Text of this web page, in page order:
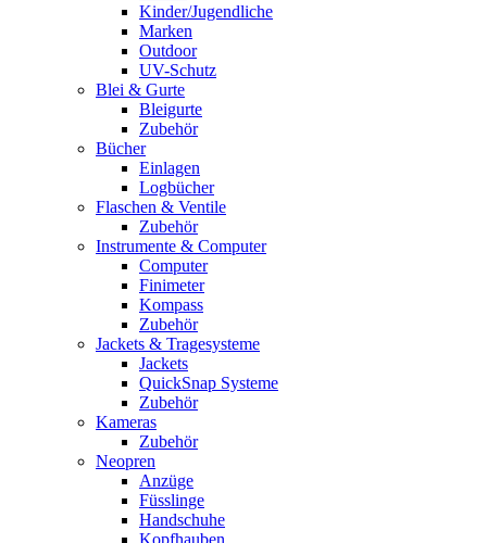
Kinder/Jugendliche
Marken
Outdoor
UV-Schutz
Blei & Gurte
Bleigurte
Zubehör
Bücher
Einlagen
Logbücher
Flaschen & Ventile
Zubehör
Instrumente & Computer
Computer
Finimeter
Kompass
Zubehör
Jackets & Tragesysteme
Jackets
QuickSnap Systeme
Zubehör
Kameras
Zubehör
Neopren
Anzüge
Füsslinge
Handschuhe
Kopfhauben